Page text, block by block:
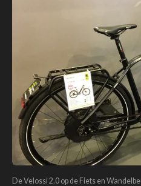
De Velossi 2.0 op de Fiets en